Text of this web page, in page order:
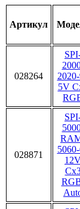
Артикул
028264
5V
028871